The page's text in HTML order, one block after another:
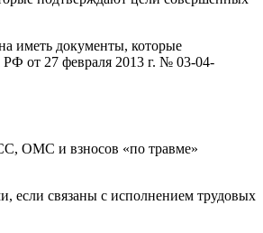
иметь документы, которые
от 27 февраля 2013 г. № 03-04-
ОМС и взносов «по травме»
если связаны с исполнением трудовых